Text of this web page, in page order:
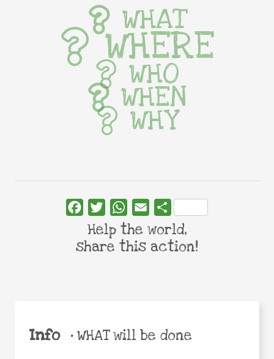
Info •WHAT will be done
WHAT
WHERE
WHO
WHEN
WHY
FacebookTwitterWhatsApp
Email Share
Help the world,
share this action!